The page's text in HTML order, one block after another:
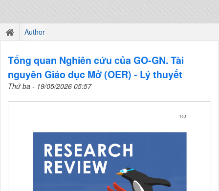
Author
Tổng quan Nghiên cứu của GO-GN. Tài
nguyên Giáo dục Mở (OER) - Lý thuyết
Thứ ba - 19/05/2026 05:57